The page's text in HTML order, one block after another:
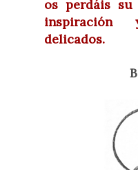
os perdáis
delicados.